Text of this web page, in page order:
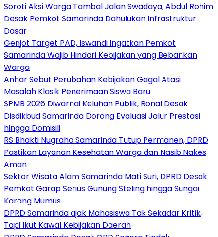
Soroti Aksi Warga Tambal Jalan Swadaya, Abdul Rohim
Desak Pemkot Samarinda Dahulukan Infrastruktur
Dasar
Genjot Target PAD, Iswandi Ingatkan Pemkot
Samarinda Wajib Hindari Kebijakan yang Bebankan
Warga
Anhar Sebut Perubahan Kebijakan Gagal Atasi
Masalah Klasik Penerimaan Siswa Baru
SPMB 2026 Diwarnai Keluhan Publik, Ronal Desak
Disdikbud Samarinda Dorong Evaluasi Jalur Prestasi
hingga Domisili
RS Bhakti Nugraha Samarinda Tutup Permanen, DPRD
Pastikan Layanan Kesehatan Warga dan Nasib Nakes
Aman
Sektor Wisata Alam Samarinda Mati Suri, DPRD Desak
Pemkot Garap Serius Gunung Steling hingga Sungai
Karang Mumus
DPRD Samarinda ajak Mahasiswa Tak Sekadar Kritik,
Tapi Ikut Kawal Kebijakan Daerah